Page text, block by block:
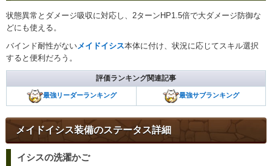
状態異常とダメージ吸収に対応し、2ターンHP1.5倍で大ダメージ防御な
どにも使える。
バインド耐性がない メイドイシス本体に付け、状況に応じてスキル選択
すると便利だろう。
評価ランキング関連記事
最強リーダーランキング 最強サブランキング
メイドイシス装備のステータス詳細
イシスの洗濯かご